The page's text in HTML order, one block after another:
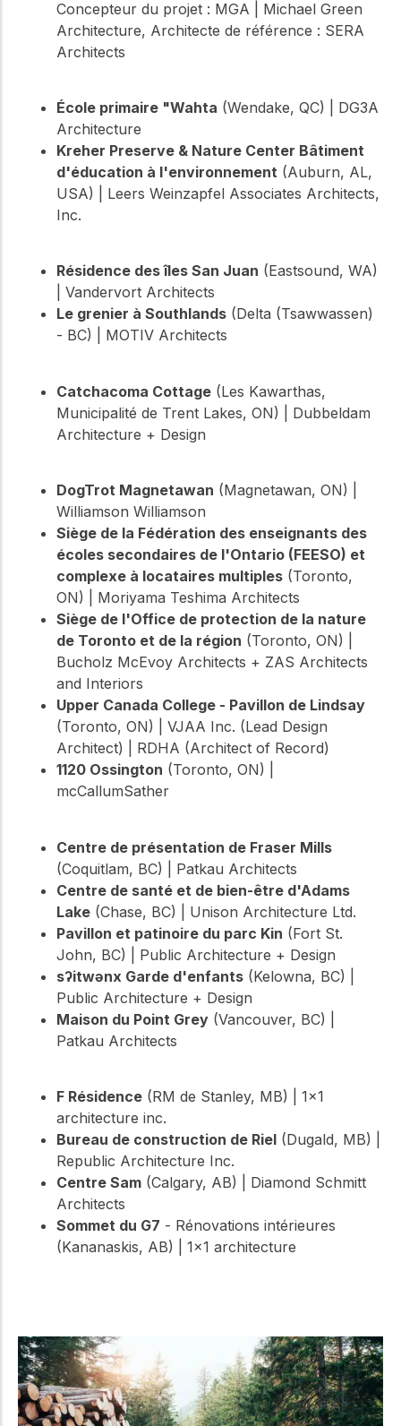
Concepteur du projet : MGA | Michael Green
Architecture, Architecte de référence : SERA
Architects
École primaire "Wahta (Wendake, QC) | DG3A
Architecture
Kreher Preserve & Nature Center Bâtiment
d'éducation à l'environnement (Auburn, AL,
USA) | Leers Weinzapfel Associates Architects,
Inc.
Résidence des îles San Juan (Eastsound, WA)
| Vandervort Architects
Le grenier à Southlands (Delta (Tsawwassen)
- BC) | MOTIV Architects
Catchacoma Cottage (Les Kawarthas,
Municipalité de Trent Lakes, ON) | Dubbeldam
Architecture + Design
DogTrot Magnetawan (Magnetawan, ON) |
Williamson Williamson
Siège de la Fédération des enseignants des
écoles secondaires de l'Ontario (FEESO) et
complexe à locataires multiples (Toronto,
ON) | Moriyama Teshima Architects
Siège de l'Office de protection de la nature
de Toronto et de la région (Toronto, ON) |
Bucholz McEvoy Architects + ZAS Architects
and Interiors
Upper Canada College - Pavillon de Lindsay
(Toronto, ON) | VJAA Inc. (Lead Design
Architect) | RDHA (Architect of Record)
1120 Ossington (Toronto, ON) |
mcCallumSather
Centre de présentation de Fraser Mills
(Coquitlam, BC) | Patkau Architects
Centre de santé et de bien-être d'Adams
Lake (Chase, BC) | Unison Architecture Ltd.
Pavillon et patinoire du parc Kin (Fort St.
John, BC) | Public Architecture + Design
sʔitwənx Garde d'enfants (Kelowna, BC) |
Public Architecture + Design
Maison du Point Grey (Vancouver, BC) |
Patkau Architects
F Résidence (RM de Stanley, MB) | 1×1
architecture inc.
Bureau de construction de Riel (Dugald, MB) |
Republic Architecture Inc.
Centre Sam (Calgary, AB) | Diamond Schmitt
Architects
Sommet du G7 - Rénovations intérieures
(Kananaskis, AB) | 1×1 architecture